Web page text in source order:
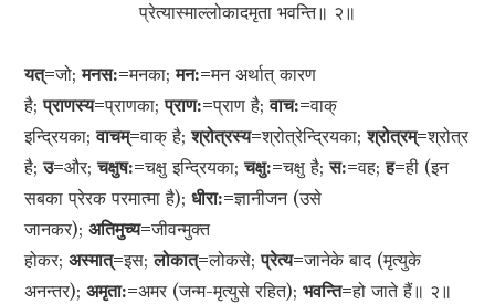
प्रेत्यास्माल्लोकादमृता भवन्ति॥ २॥
यत्=जो;मनस:=मनका;मन:=मन अर्थात् कारण
है;प्राणस्य=प्राणका;प्राण:=प्राण है;वाच:=वाक्
इन्द्रियका;वाचम्=वाक् है;श्रोत्रस्य=श्रोत्रेन्द्रियका;श्रोत्रम्=श्रोत्र
है;उ=और;चक्षुष:=चक्षु इन्द्रियका;चक्षु:=चक्षु है;स:=वह;ह=ही (इन
सबका प्रेरक परमात्मा है);धीरा:=ज्ञानीजन (उसे
जानकर);अतिमुच्य=जीवन्मुक्त
होकर;अस्मात्=इस;लोकात्=लोकसे;प्रेत्य=जानेके बाद (मृत्युके
अनन्तर);अमृता:=अमर (जन्म-मृत्युसे रहित);भवन्ति=हो जाते हैं॥ २॥